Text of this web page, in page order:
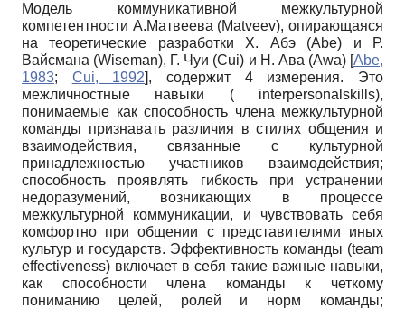
Модель коммуникативной межкультурной
компетентности А.Матвеева (Matveev), опирающаяся
на теоретические разработки Х. Абэ (Abe) и Р.
Вайсмана (Wiseman), Г. Чуи (Cui) и Н. Ава (Awa) [Abe,
1983; Cui, 1992], содержит 4 измерения. Это
межличностные навыки ( interper­sonalskills),
понимаемые как способность члена межкультурной
команды признавать различия в стилях общения и
взаимодействия, связанные с культурной
принадлежностью участников взаимодействия;
способность проявлять гибкость при устранении
недоразумений, возникающих в процессе
межкультурной коммуникации, и чувствовать себя
комфортно при общении с представителями иных
культур и государств. Эффективность команды (team
effectiveness) включает в себя такие важные навыки,
как способности члена команды к четкому
пониманию целей, ролей и норм команды;